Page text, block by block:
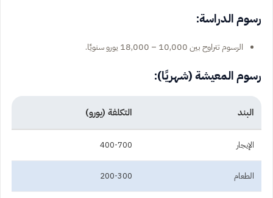
رسوم الدراسة:
الرسوم تتراوح بين 10,000 – 18,000 يورو سنويًا.
رسوم المعيشة (شهريًا):
البند التكلفة (يورو)
الإيجار 400-700
الطعام 200-300